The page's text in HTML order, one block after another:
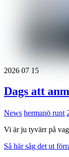
2026 07 15
Dags att
News hermanö runt
Vi är ju tyvärr på
Så här såg det ut